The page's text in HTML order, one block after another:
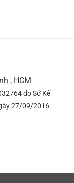
, HCM
do Sở Kế
27/09/2016